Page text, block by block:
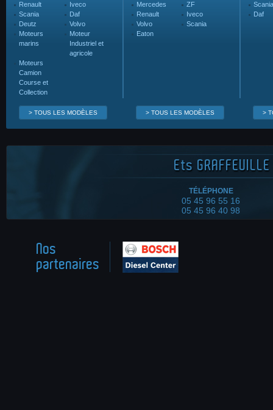
Renault
Iveco
Scania
Daf
Deutz
Volvo
Moteurs
marins
Moteur
Industriel et
agricole
Moteurs
Camion
Course et
Collection
> TOUS LES MODÈLES
Mercedes
ZF
Renault
Iveco
Volvo
Scania
Eaton
> TOUS LES MODÈLES
Scania
Daf
>
Ets
TÉLÉPHONE
05 45 96 55 16
05 45 96 40 98
Nos
partenaires